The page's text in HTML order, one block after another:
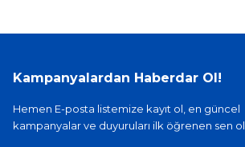
Kampanyalardan Haberdar Ol!
Hemen E-posta listemize kayıt ol, en güncel
kampanyalar ve duyuruları ilk öğrenen sen ol.